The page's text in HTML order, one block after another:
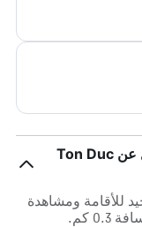
كم يبعد شيراتون سايجون جراند أوبرا هوتل عن Ton Duc
للأقامة ومشاهدة